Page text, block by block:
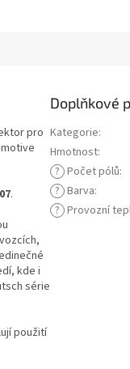
pro
.
kde i
série
použití
Doplňkové
Kategorie:
Hmotnost:
? Počet pólů:
? Barva:
? Provozní